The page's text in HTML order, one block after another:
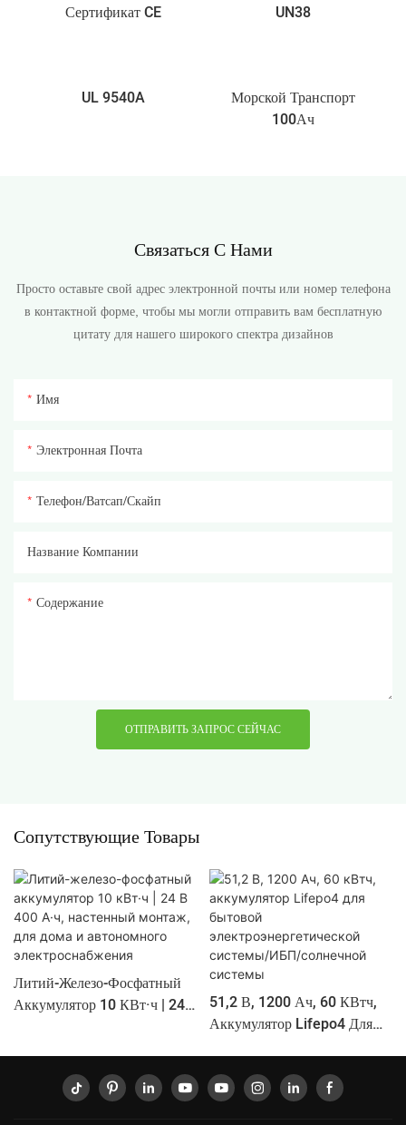
Сертификат CE UN38
UL 9540A
Морской Транспорт
100Ач
Связаться С Нами
Просто оставьте свой адрес электронной почты или номер телефона
в контактной форме, чтобы мы могли отправить вам бесплатную
цитату для нашего широкого спектра дизайнов
Имя
Электронная Почта
Телефон/ватсап/скайп
Название Компании
Содержание
ОТПРАВИТЬ ЗАПРОС СЕЙЧАС
Сопутствующие Товары
Литий-Железо-Фосфатный
Аккумулятор 10 КВт·ч | 24
Автономного
Электроснабжения
51,2 В, 1200 Ач, 60 КВтч,
Аккумулятор Lifepo4 Для
Системы/ИБП/солнечной